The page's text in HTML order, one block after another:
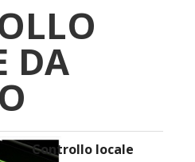
DA
Controllo locale